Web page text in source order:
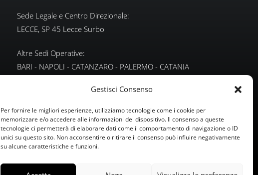
Gestisci Consenso
Per fornire le migliori esperienze, utilizziamo tecnologie come i cookie per
memorizzare e/o accedere alle informazioni del dispositivo. Il consenso a queste
tecnologie ci permetterà di elaborare dati come il comportamento di navigazione o ID
unici su questo sito. Non acconsentire o ritirare il consenso può influire negativamente
su alcune caratteristiche e funzioni.
Sede Legale e Centro Direzionale:
LECCE, SP 45 Lecce Surbo
Altre Sedi Operative:
BARI - NAPOLI - CATANZARO - PALERMO - CATANIA
www.smartpeoplesrl.it